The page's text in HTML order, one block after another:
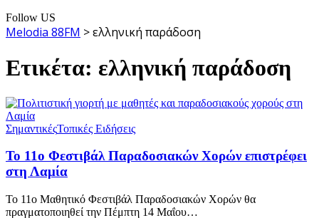
Follow US
Melodia 88FM >ελληνική παράδοση
Ετικέτα: ελληνική παράδοση
ΣημαντικέςΤοπικές Ειδήσεις
Το 11ο Φεστιβάλ Παραδοσιακών Χορών επιστρέφει
στη Λαμία
Το 11ο Μαθητικό Φεστιβάλ Παραδοσιακών Χορών θα
πραγματοποιηθεί την Πέμπτη 14 Μαΐου…